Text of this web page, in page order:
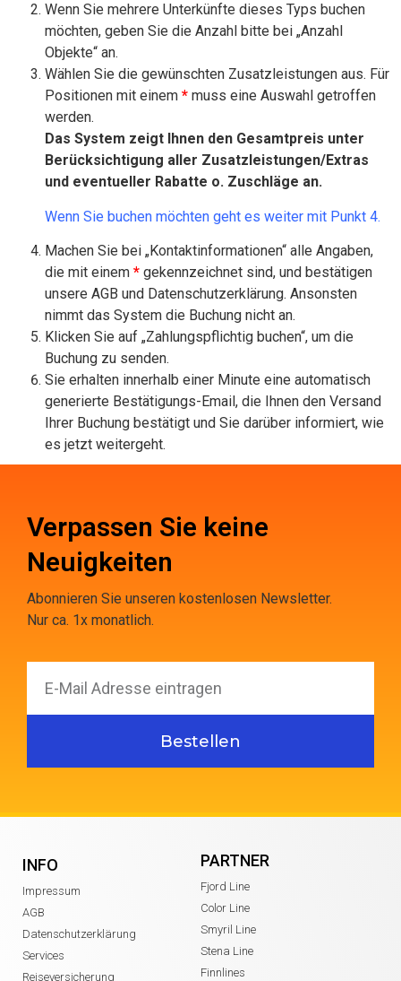
Wenn Sie mehrere Unterkünfte dieses Typs buchen
möchten, geben Sie die Anzahl bitte bei „Anzahl
Objekte“ an.
Wählen Sie die gewünschten Zusatzleistungen aus. Für
Positionen mit einem * muss eine Auswahl getroffen
werden.
Das System zeigt Ihnen den Gesamtpreis unter
Berücksichtigung aller Zusatzleistungen/Extras
und eventueller Rabatte o. Zuschläge an.
Wenn Sie buchen möchten geht es weiter mit Punkt 4.
Machen Sie bei „Kontaktinformationen“ alle Angaben,
die mit einem * gekennzeichnet sind, und bestätigen
unsere AGB und Datenschutzerklärung. Ansonsten
nimmt das System die Buchung nicht an.
Klicken Sie auf „Zahlungspflichtig buchen“, um die
Buchung zu senden.
Sie erhalten innerhalb einer Minute eine automatisch
generierte Bestätigungs-Email, die Ihnen den Versand
Ihrer Buchung bestätigt und Sie darüber informiert, wie
es jetzt weitergeht.
Verpassen Sie keine
Neuigkeiten
Abonnieren Sie unseren kostenlosen Newsletter.
Nur ca. 1x monatlich.
Bestellen
INFO
Impressum
AGB
Datenschutzerklärung
Services
Reiseversicherung
PARTNER
Fjord Line
Color Line
Smyril Line
Stena Line
Finnlines